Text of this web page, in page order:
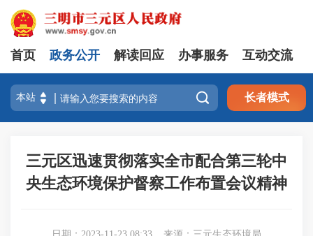
首页 政务公开 解读回应 办事服务 互动交流
 长者模式
三元区迅速贯彻落实全市配合第三轮中
央生态环境保护督察工作布置会议精神